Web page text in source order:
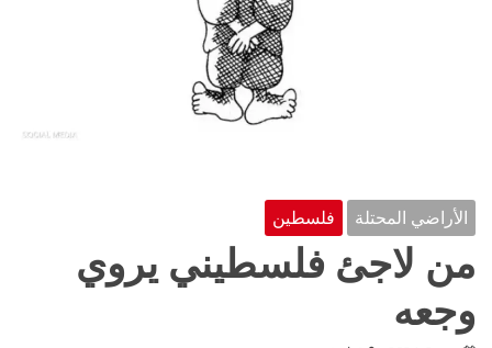
الأراضي المحتلة فلسطين
من لاجئ فلسطيني يروي
وجعه